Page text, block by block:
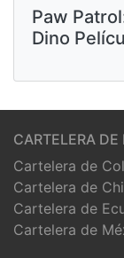
Paw
Dino
CARTELERA DE
Cartelera de
Cartelera de
Cartelera de
Cartelera de